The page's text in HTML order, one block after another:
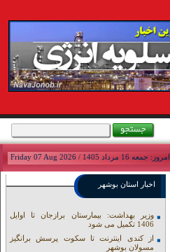
امروز: جمعه 16 مرداد 1405 / Friday 07 Aug 2026
اخبار استان بوشهر
وزیر بهداشت: بیمارستان برازجان تا اوایل
1406 تکمیل می شود
از کندی اینترنت تا سکوت پرسش برانگیز
مسولان بوشهر